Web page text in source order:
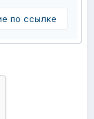
по ссылке